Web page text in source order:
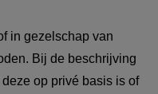
in gezelschap van
Bij de beschrijving
op privé basis is of